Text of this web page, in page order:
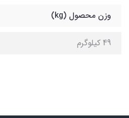
وزن محصول (kg)
49 کیلوگرم